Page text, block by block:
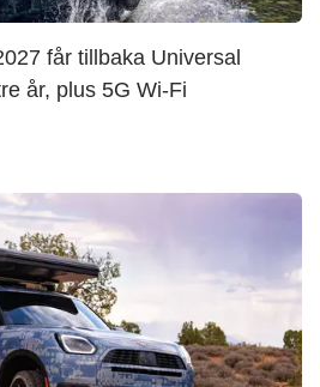
får tillbaka Universal
år, plus 5G Wi-Fi